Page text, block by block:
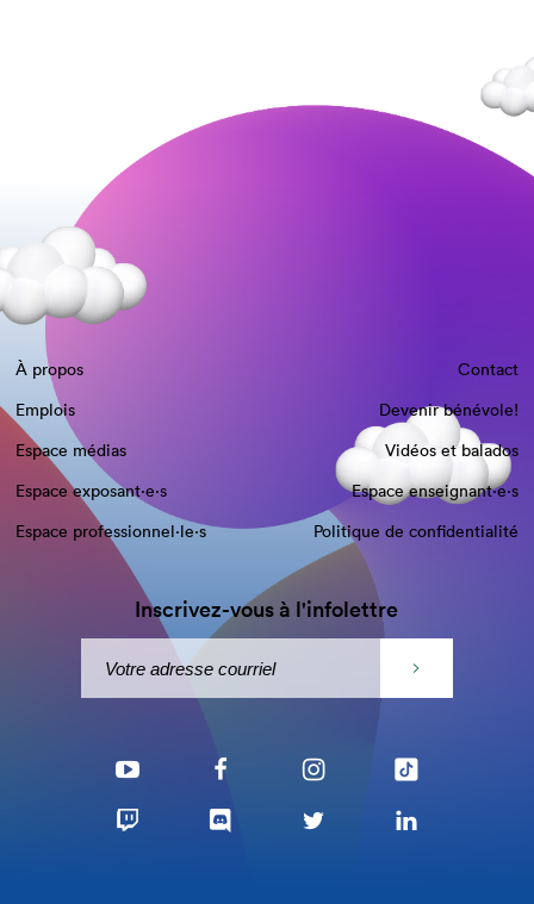
À propos
Contact
Emplois
Devenir bénévole!
Espace médias
Vidéos et balados
Espace exposant·e⋅s
Espace enseignant·e⋅s
Espace professionnel·le⋅s
Politique de confidentialité
Inscrivez-vous à l'infolettre